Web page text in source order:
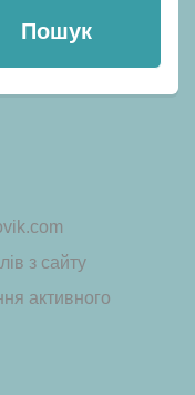
з сайту
активного